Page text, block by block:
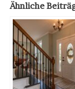
Ähnliche